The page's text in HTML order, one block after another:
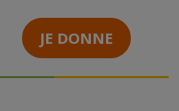
JE DONNE